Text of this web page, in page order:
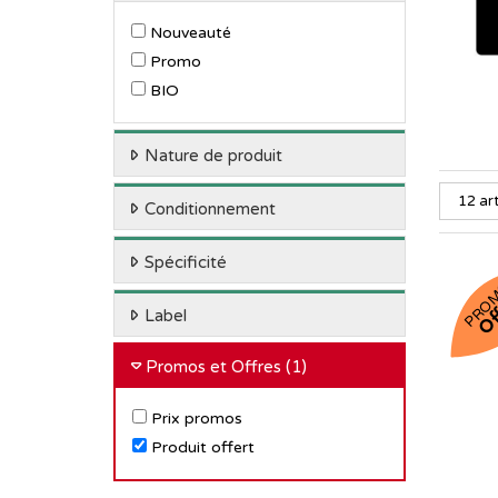
Nouveauté
Promo
BIO
Nature de produit
Conditionnement
Spécificité
Label
Promos et Offres (1)
Prix promos
Produit offert